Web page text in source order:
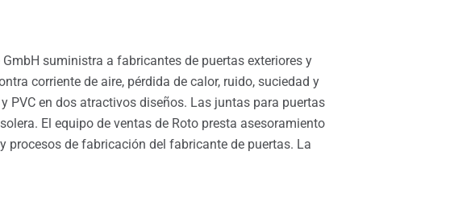
suministra a fabricantes de puertas exteriores y
corriente de aire, pérdida de calor, ruido, suciedad y
PVC en dos atractivos diseños. Las juntas para puertas
El equipo de ventas de Roto presta asesoramiento
de fabricación del fabricante de puertas. La